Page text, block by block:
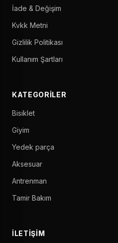
İade & Değişim
Kvkk Metni
Gizlilik Politikası
Kullanım Şartları
KATEGORILER
Bisiklet
Giyim
Yedek parça
Aksesuar
Antrenman
Tamir Bakım
İLETIŞIM